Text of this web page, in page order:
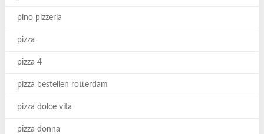
pino pizzeria
pizza
pizza 4
pizza bestellen rotterdam
pizza dolce vita
pizza donna